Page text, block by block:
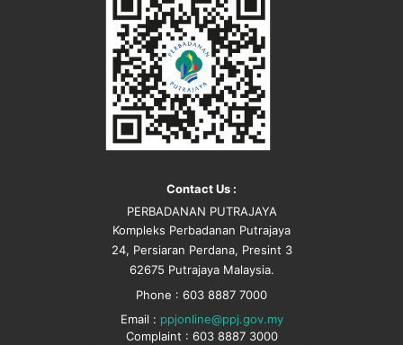
Contact Us :
PERBADANAN PUTRAJAYA
Kompleks Perbadanan Putrajaya
24, Persiaran Perdana, Presint 3
62675 Putrajaya Malaysia.
Phone : 603 8887 7000
Email : ppjonline@ppj.gov.my
Complaint : 603 8887 3000